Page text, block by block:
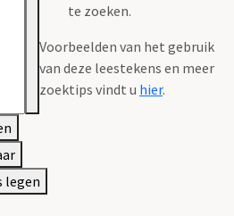
te zoeken.
Voorbeelden van het gebruik
van deze leestekens en meer
zoektips vindt u hier.
legen